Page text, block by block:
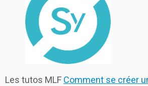
Les tutos MLF Comment se créer